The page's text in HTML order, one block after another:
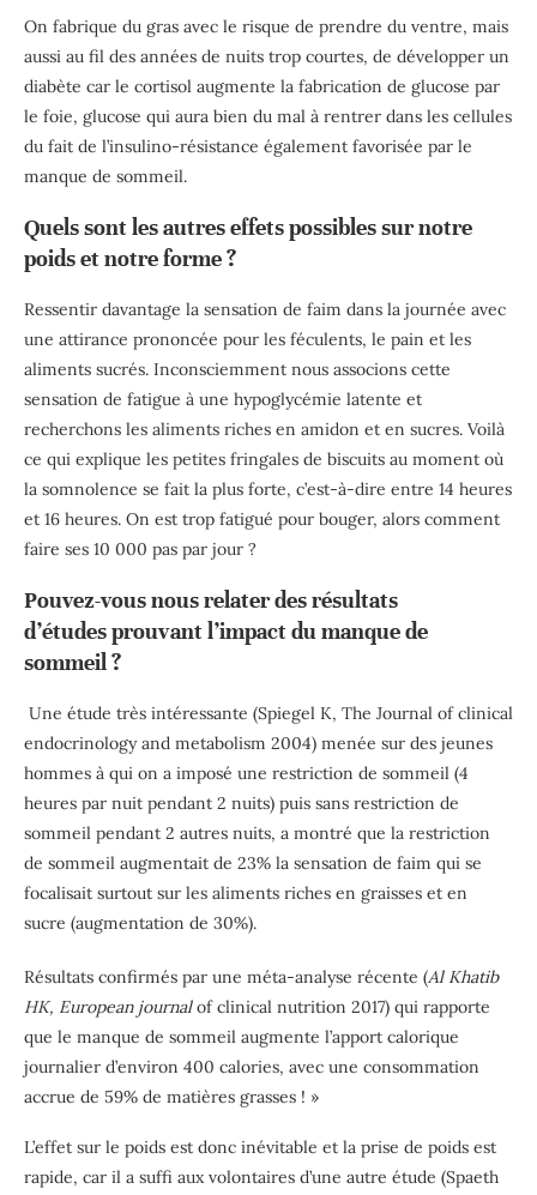
On fabrique du gras avec le risque de prendre du ventre, mais
aussi au fil des années de nuits trop courtes, de développer un
diabète car le cortisol augmente la fabrication de glucose par
le foie, glucose qui aura bien du mal à rentrer dans les cellules
du fait de l’insulino-résistance également favorisée par le
manque de sommeil.
Quels sont les autres effets possibles sur notre
poids et notre forme ?
Ressentir davantage la sensation de faim dans la journée avec
une attirance prononcée pour les féculents, le pain et les
aliments sucrés. Inconsciemment nous associons cette
sensation de fatigue à une hypoglycémie latente et
recherchons les aliments riches en amidon et en sucres. Voilà
ce qui explique les petites fringales de biscuits au moment où
la somnolence se fait la plus forte, c’est-à-dire entre 14 heures
et 16 heures. On est trop fatigué pour bouger, alors comment
faire ses 10 000 pas par jour ?
Pouvez-vous nous relater des résultats
d’études prouvant l’impact du manque de
sommeil ?
Une étude très intéressante (Spiegel K, The Journal of clinical
endocrinology and metabolism 2004) menée sur des jeunes
hommes à qui on a imposé une restriction de sommeil (4
heures par nuit pendant 2 nuits) puis sans restriction de
sommeil pendant 2 autres nuits, a montré que la restriction
de sommeil augmentait de 23% la sensation de faim qui se
focalisait surtout sur les aliments riches en graisses et en
sucre (augmentation de 30%).
Résultats confirmés par une méta-analyse récente (Al Khatib
HK, European journal of clinical nutrition 2017) qui rapporte
que le manque de sommeil augmente l’apport calorique
journalier d’environ 400 calories, avec une consommation
accrue de 59% de matières grasses ! »
L’effet sur le poids est donc inévitable et la prise de poids est
rapide, car il a suffi aux volontaires d’une autre étude (Spaeth